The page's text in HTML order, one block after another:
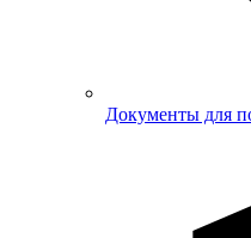
Документы для